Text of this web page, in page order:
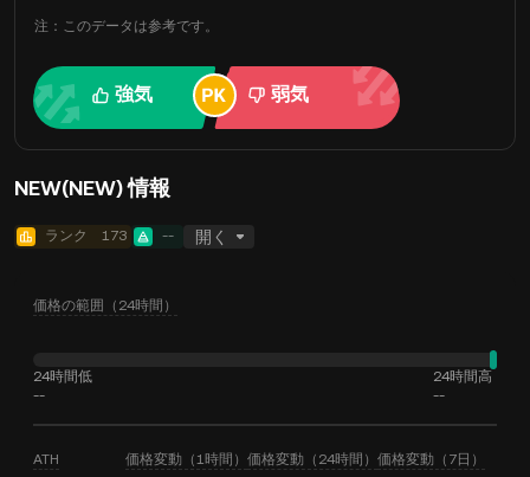
注：このデータは参考です。
強気 弱気
NEW(NEW) 情報
ランク 173 -- 開く
価格の範囲（24時間）
24時間低
--
24時間高
--
ATH 価格変動（1時間）価格変動（24時間）価格変動（7日）